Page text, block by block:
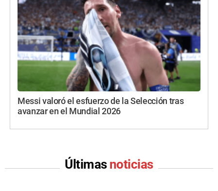
Messi valoró el esfuerzo de la Selección tras
avanzar en el Mundial 2026
Últimas noticias